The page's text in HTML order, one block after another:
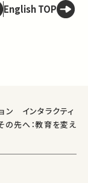
English TOP
ン インタラクティ
の先へ：教育を変え